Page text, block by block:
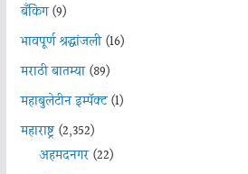
बँकिंग(9)
भावपूर्ण श्रद्धांजली(16)
मराठी बातम्या(89)
महाबुलेटीन इम्पॅक्ट(1)
महाराष्ट्र(2,352)
अहमदनगर(22)